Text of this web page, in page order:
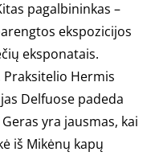
pagalbininkas –
ekspozicijos
eksponatais.
Hermis
Delfuose padeda
yra jausmas, kai
iš Mikėnų kapų